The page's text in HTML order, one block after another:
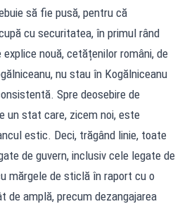
să fie pusă, pentru că
cu securitatea, în primul rând
nouă, cetățenilor români, de
nu stau în Kogălniceanu
Spre deosebire de
un stat care, zicem noi, este
estic. Deci, trăgând linie, toate
de guvern, inclusiv cele legate de
mărgele de sticlă în raport cu o
amplă, precum dezangajarea